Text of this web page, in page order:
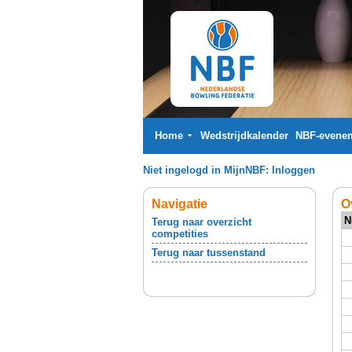
Home Wedstrijdkalender NBF-
Niet ingelogd in MijnNBF: Inloggen
Navigatie
Terug naar overzicht
competities
Terug naar tussenstand